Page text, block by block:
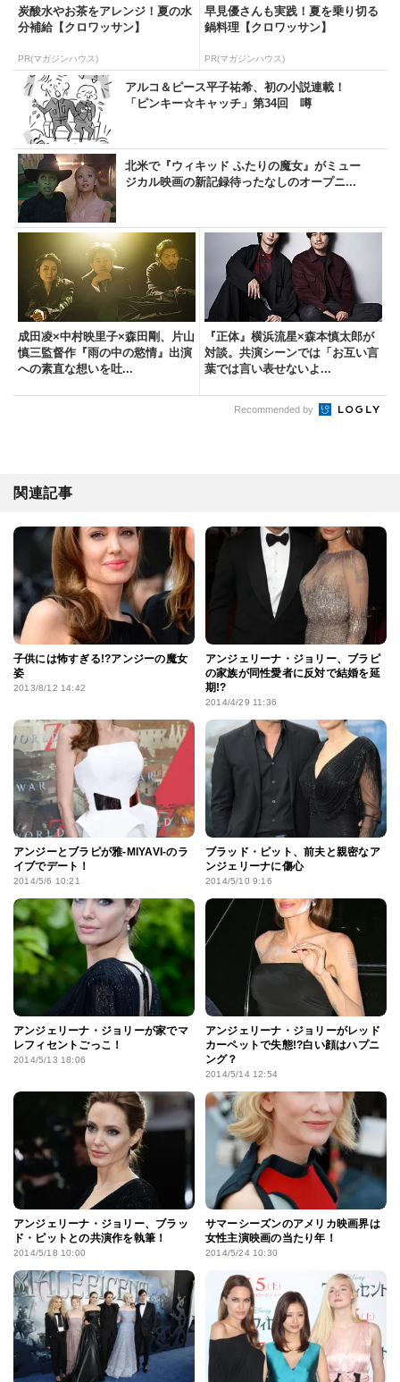
炭酸水やお茶をアレンジ！夏の水
分補給【クロワッサン】
PR(マガジンハウス)
早見優さんも実践！夏を乗り切る
鍋料理【クロワッサン】
PR(マガジンハウス)
アルコ＆ピース平子祐希、初の小説連載！
「ピンキー☆キャッチ」第34回 噂
北米で『ウィキッド ふたりの魔女』がミュー
ジカル映画の新記録待ったなしのオープニ...
成田凌×中村映里子×森田剛、片山
慎三監督作『雨の中の慾情』出演
への素直な想いを吐...
『正体』横浜流星×森本慎太郎が
対談。共演シーンでは「お互い言
葉では言い表せないよ...
Recommended by
関連記事
子供には怖すぎる!?アンジーの魔女
姿
2013/8/12 14:42
アンジェリーナ・ジョリー、ブラピ
の家族が同性愛者に反対で結婚を延
期!?
2014/4/29 11:36
アンジーとブラピが雅-MIYAVI-のラ
イブでデート！
2014/5/6 10:21
ブラッド・ピット、前夫と親密なア
ンジェリーナに傷心
2014/5/10 9:16
アンジェリーナ・ジョリーが家でマ
レフィセントごっこ！
2014/5/13 18:06
アンジェリーナ・ジョリーがレッド
カーペットで失態!?白い顔はハプニ
ング？
2014/5/14 12:54
アンジェリーナ・ジョリー、ブラッ
ド・ピットとの共演作を執筆！
2014/5/18 10:00
サマーシーズンのアメリカ映画界は
女性主演映画の当たり年！
2014/5/24 10:30